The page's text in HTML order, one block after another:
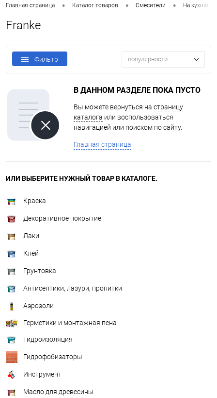
Главная страница • Каталог товаров • Смесители • На кухню
Franke
Фильтр популярности
В ДАННОМ РАЗДЕЛЕ ПОКА ПУСТО
Вы можете вернуться на страницу
каталога или воспользоваться
навигацией или поиском по сайту.
Главная страница
ИЛИ ВЫБЕРИТЕ НУЖНЫЙ ТОВАР В КАТАЛОГЕ.
Краска
Декоративное покрытие
Лаки
Клей
Грунтовка
Антисептики, лазури, пропитки
Аэрозоли
Герметики и монтажная пена
Гидроизоляция
Гидрофобизаторы
Инструмент
Масло для древесины